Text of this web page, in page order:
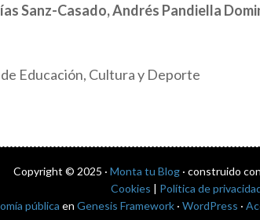
Sanz-Casado, Andrés Pandiella
Educación, Cultura y Deporte
Copyright © 2025 · Monta tu Blog· construido
Cookies | Política de
pública en Genesis Framework · WordPress ·